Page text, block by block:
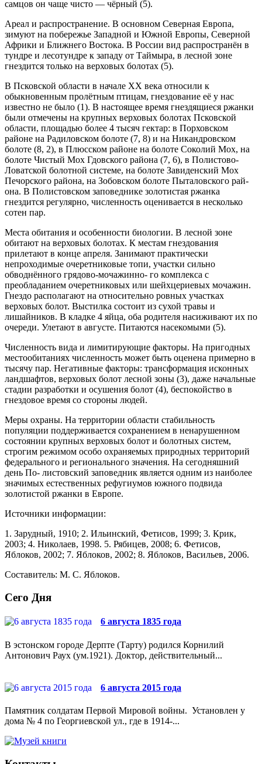
самцов он чаще чисто — чёрный (5).
Ареал и распространение. В основном Север­ная Европа,
зимуют на побережье Западной и Юж­ной Европы, Северной
Африки и Ближнего Востока. В России вид распространён в
тундре и лесотундре к западу от Таймыра, в лесной зоне
гнездится только на верховых болотах (5).
В Псковской области в начале ХХ века относили к
обыкновенным пролётным птицам, гнездование её у нас
известно не было (1). В настоящее время гнез­дящиеся ржанки
были отмечены на крупных верховых болотах Псковской
области, площадью более 4 тысяч гектар: в Порховском
районе на Радиловском болоте (7, 8) и на Никандровском
болоте (8, 2), в Плюсском районе на болоте Соколий Мох, на
болоте Чистый Мох Гдовского района (7, 6), в Полистово-
Ловатской болотной системе, на болоте Завиденский Мох
Печор­ского района, на Зобовском болоте Пыталовского рай­
она. В Полистовском заповеднике золотистая ржанка
гнездится регулярно, численность оценивается в не­сколько
сотен пар.
Места обитания и особенности биологии. В лесной зоне
обитают на верховых болотах. К местам гнездования
прилетают в конце апреля. Занимают практически
непроходимые очеретниковые топи, участки сильно
обводнённого грядово-мочажинно- го комплекса с
преобладанием очеретниковых или шейхцериевых мочажин.
Гнездо располагают на от­носительно ровных участках
верховых болот. Выстилка со­стоит из сухой тра­вы и
лишайников. В кладке 4 яйца, оба ро­дителя насиживают их по
очереди. Улета­ют в августе. Пита­ются насекомыми (5).
Численность вида и лимитиру­ющие факторы. На пригодных
местооби­таниях численность может быть оценена примерно в
тысячу пар. Негативные факторы: трансформация исконных
ландшафтов, верховых болот лесной зоны (3), даже начальные
стадии разработки и осушения болот (4), беспокойство в
гнездовое время со стороны людей.
Меры охраны. На территории области ста­бильность
популяции поддерживается сохранени­ем в ненарушенном
состоянии крупных верховых болот и болотных систем,
строгим режимом особо охраняемых природных территорий
федерального и регионального значения. На сегодняшний
день По- листовский заповедник является одним из наиболее
значимых естественных рефугиумов южного подви­да
золотистой ржанки в Европе.
Источники информации:
1. Зарудный, 1910; 2. Ильинский, Фетисов, 1999; 3. Крик,
2003; 4. Николаев, 1998. 5. Рябицев, 2008; 6. Фе­тисов,
Яблоков, 2002; 7. Яблоков, 2002; 8. Яблоков, Васи­льев, 2006.
Составитель: М. С. Яблоков.
Сего Дня
6 августа 1835 года
В эстонском городе Дерпте (Тарту) родился Корнилий
Антонович Раух (ум.1921). Доктор, действительный...
6 августа 2015 года
Памятник солдатам Первой Мировой войны. Установлен у
дома № 4 по Георгиевской ул., где в 1914-...